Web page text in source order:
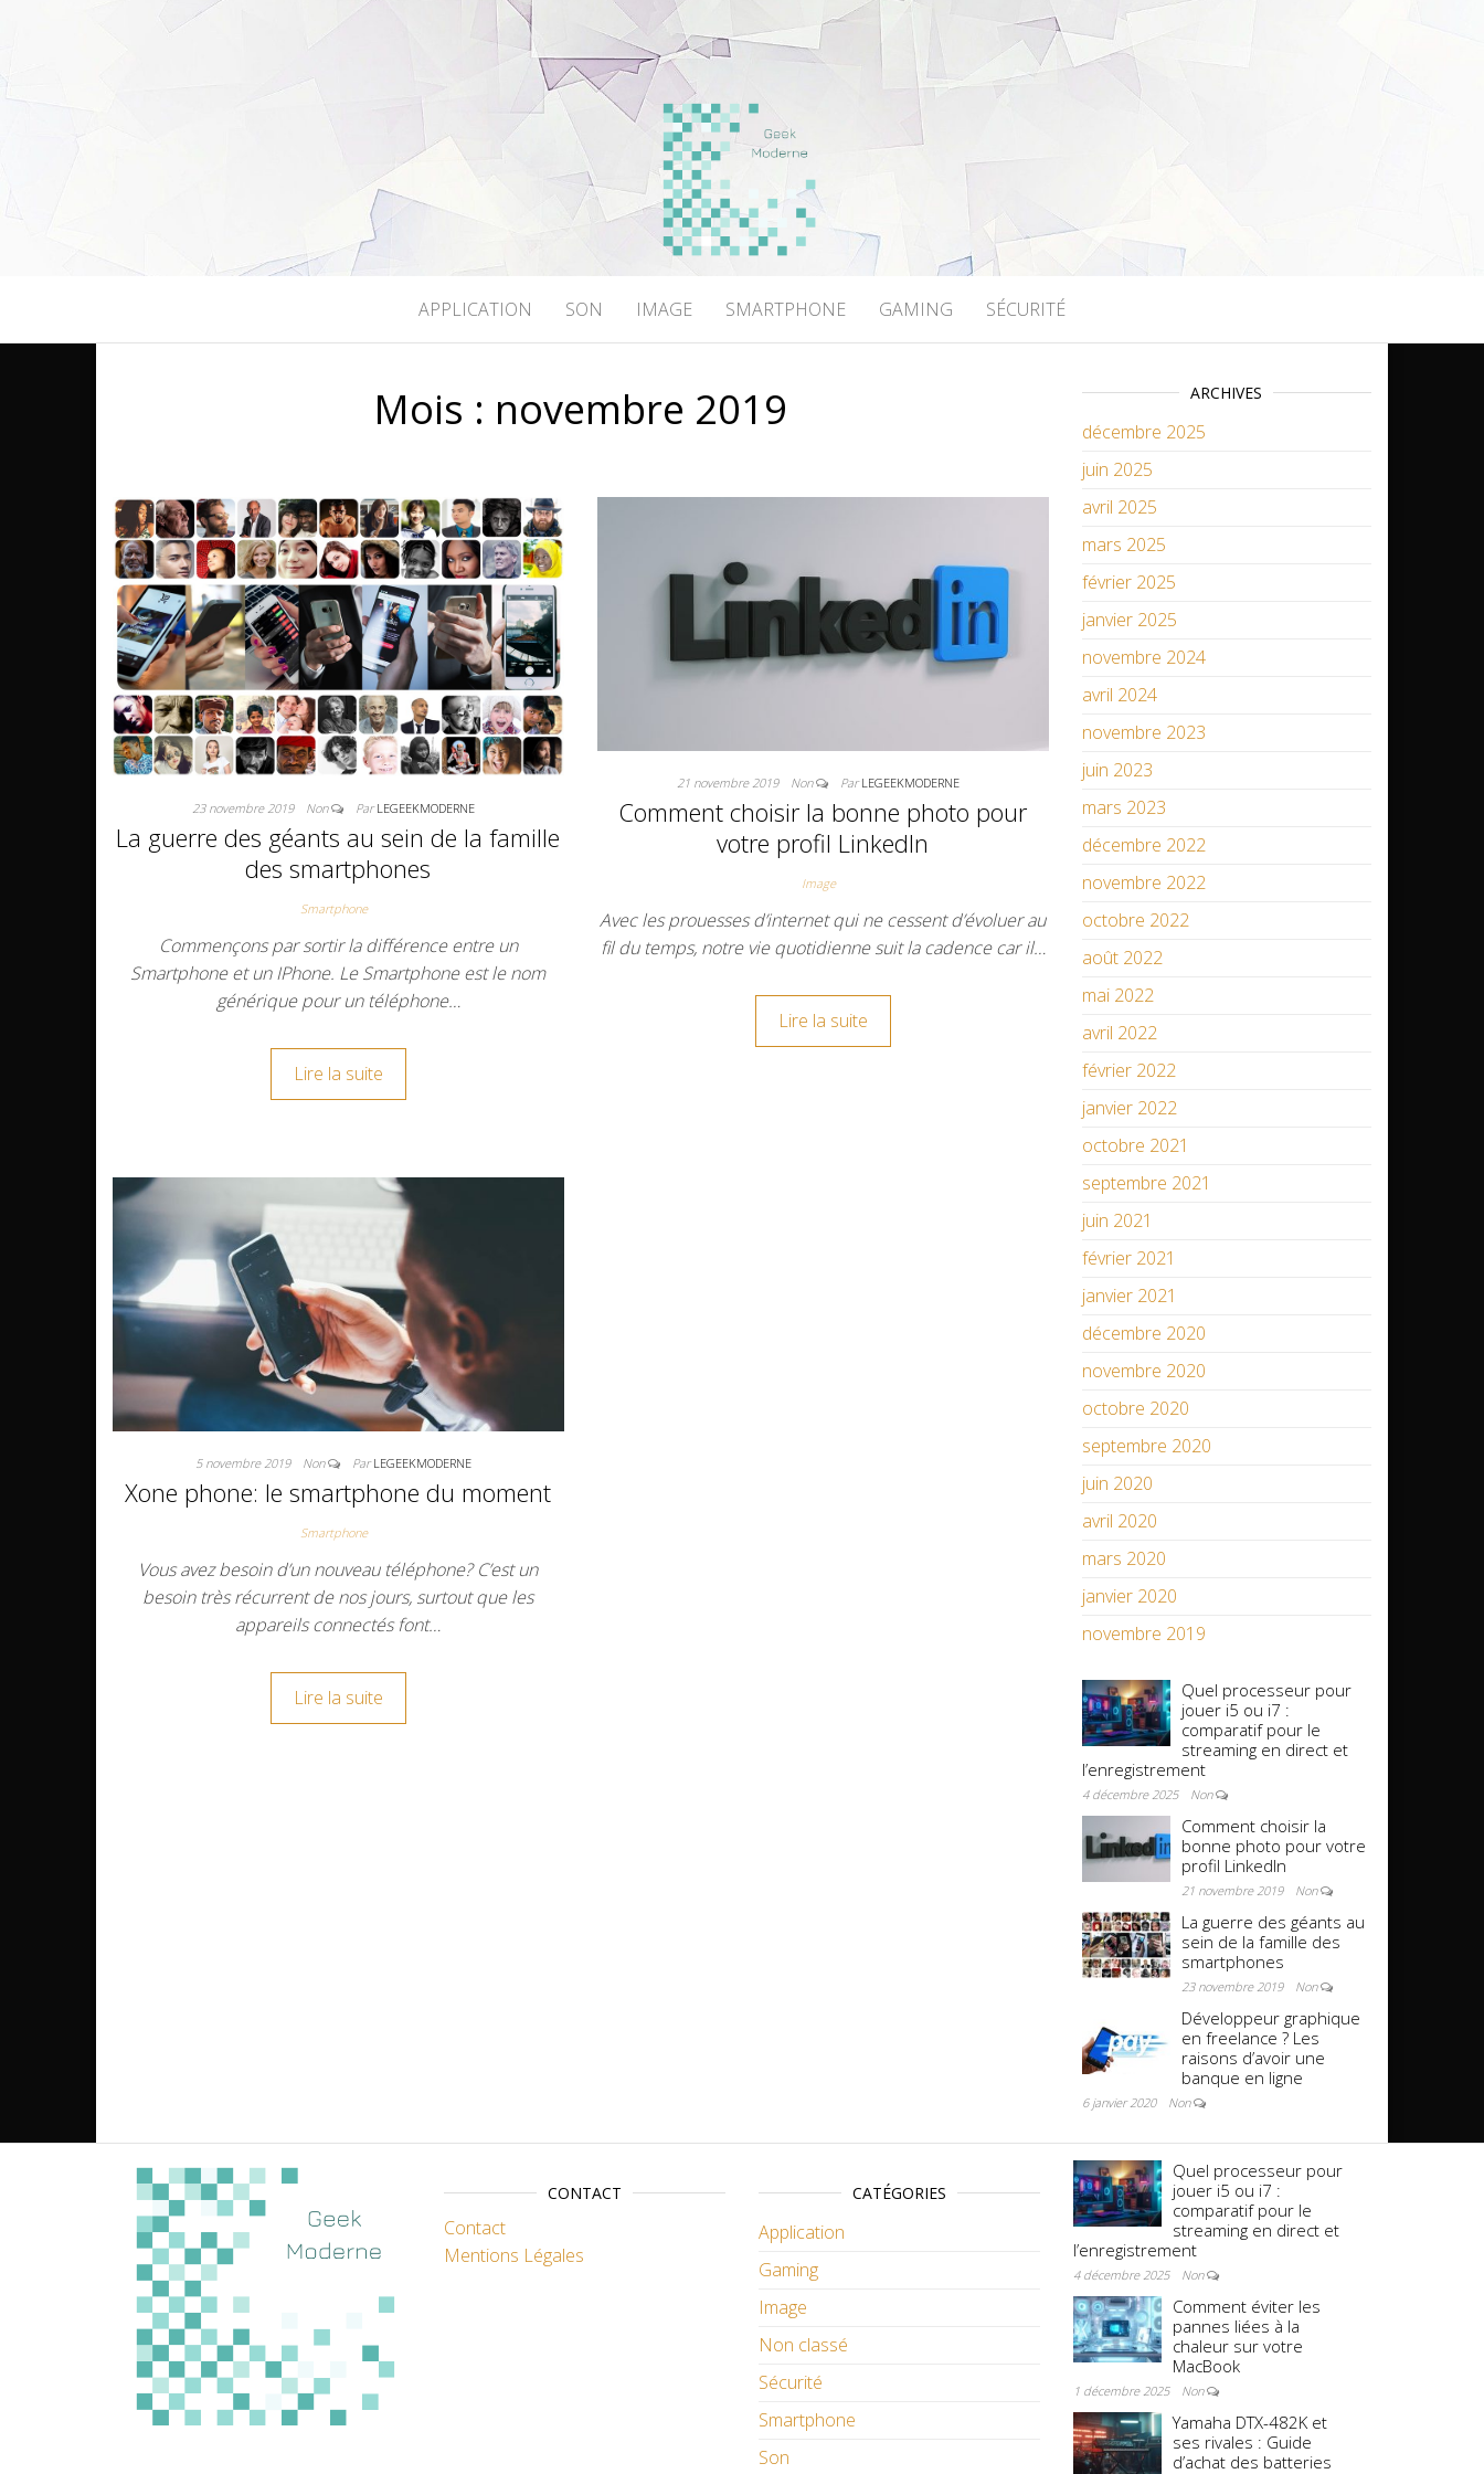
LEGEEKMODERNE
APPLICATION SON IMAGE SMARTPHONE GAMING SÉCURITÉ
Mois : novembre 2019
23 novembre 2019 Non ParLEGEEKMODERNE
La guerre des géants au sein de la famille
des smartphones
Smartphone
Commençons par sortir la différence entre un
Smartphone et un IPhone. Le Smartphone est le nom
générique pour un téléphone…
Lire la suite
21 novembre 2019 Non ParLEGEEKMODERNE
Comment choisir la bonne photo pour
votre profil LinkedIn
Image
Avec les prouesses d’internet qui ne cessent d’évoluer au
fil du temps, notre vie quotidienne suit la cadence car il…
Lire la suite
5 novembre 2019 Non ParLEGEEKMODERNE
Xone phone: le smartphone du moment
Smartphone
Vous avez besoin d’un nouveau téléphone? C’est un
besoin très récurrent de nos jours, surtout que les
appareils connectés font…
Lire la suite
ARCHIVES
décembre 2025
juin 2025
avril 2025
mars 2025
février 2025
janvier 2025
novembre 2024
avril 2024
novembre 2023
juin 2023
mars 2023
décembre 2022
novembre 2022
octobre 2022
août 2022
mai 2022
avril 2022
février 2022
janvier 2022
octobre 2021
septembre 2021
juin 2021
février 2021
janvier 2021
décembre 2020
novembre 2020
octobre 2020
septembre 2020
juin 2020
avril 2020
mars 2020
janvier 2020
novembre 2019
Quel processeur pour
jouer i5 ou i7 :
comparatif pour le
streaming en direct et
l’enregistrement
4 décembre 2025 Non
Comment choisir la
bonne photo pour votre
profil LinkedIn
21 novembre 2019 Non
La guerre des géants au
sein de la famille des
smartphones
23 novembre 2019 Non
Développeur graphique
en freelance ? Les
raisons d’avoir une
banque en ligne
6 janvier 2020 Non
CONTACT
Contact
Mentions Légales
CATÉGORIES
Application
Gaming
Image
Non classé
Sécurité
Smartphone
Son
Quel processeur pour
jouer i5 ou i7 :
comparatif pour le
streaming en direct et
l’enregistrement
4 décembre 2025 Non
Comment éviter les
pannes liées à la
chaleur sur votre
MacBook
1 décembre 2025 Non
Yamaha DTX-482K et
ses rivales : Guide
d’achat des batteries